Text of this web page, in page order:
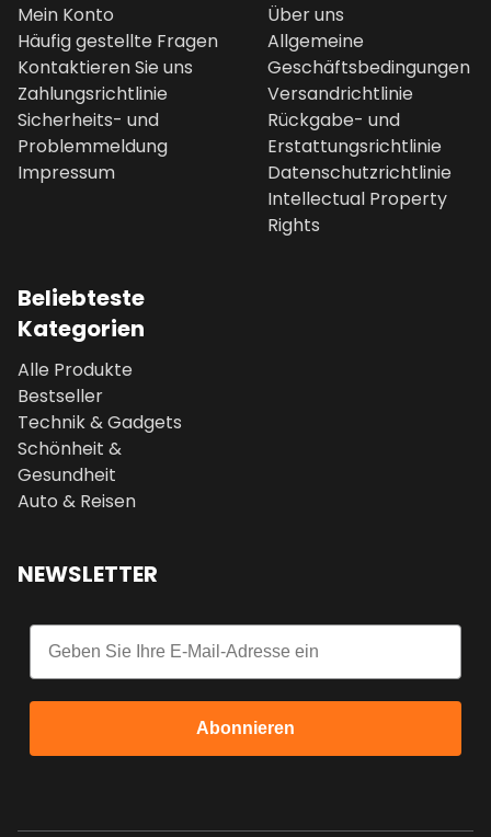
Mein Konto
Häufig gestellte Fragen
Kontaktieren Sie uns
Zahlungsrichtlinie
Sicherheits- und
Problemmeldung
Impressum
Über uns
Allgemeine
Geschäftsbedingungen
Versandrichtlinie
Rückgabe- und
Erstattungsrichtlinie
Datenschutzrichtlinie
Intellectual Property
Rights
Beliebteste
Kategorien
Alle Produkte
Bestseller
Technik & Gadgets
Schönheit &
Gesundheit
Auto & Reisen
NEWSLETTER
Email
Abonnieren